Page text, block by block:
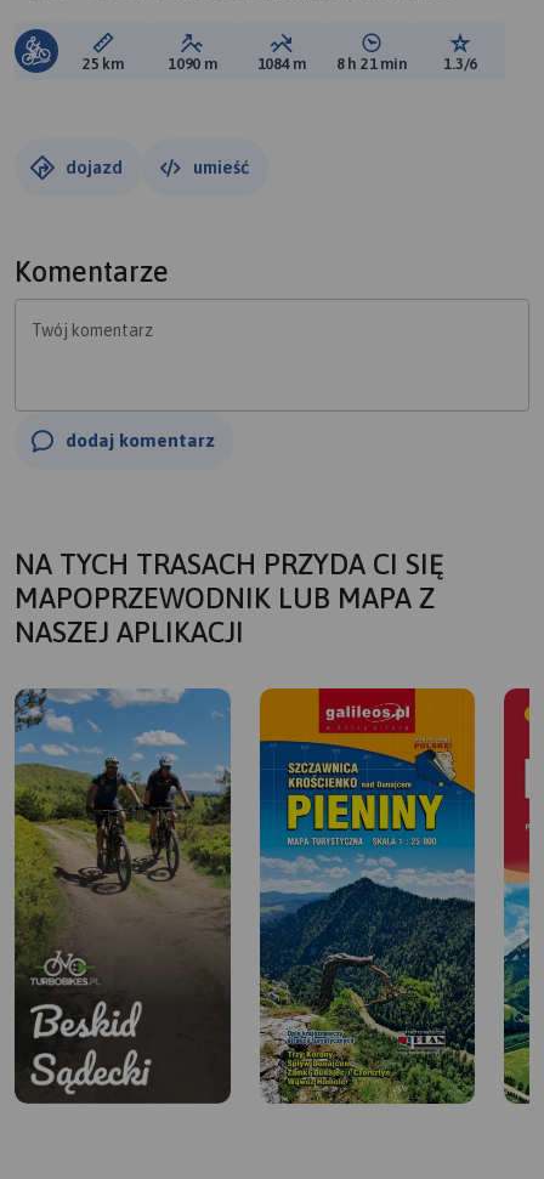
Długość trasy:
25 km Suma przewyższeń:
1090 m Suma spadków:
1084 m Średni czas potrzebny
8 h 21 min Ocena
1.3/6
dojazd umieść
Komentarze
Twój komentarz
dodaj komentarz
NA TYCH TRASACH PRZYDA CI SIĘ
MAPOPRZEWODNIK LUB MAPA Z
NASZEJ APLIKACJI